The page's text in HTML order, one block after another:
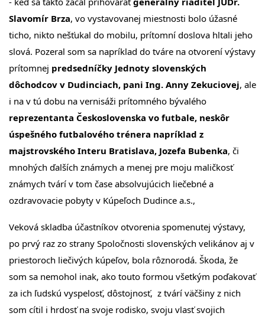
Slavomír Brza, vo vystavovanej miestnosti bolo úžasné
ticho, nikto nešťukal do mobilu, prítomní doslova hltali jeho
slová. Pozeral som sa napríklad do tváre na otvorení výstavy
prítomnej predsedníčky Jednoty slovenských
dôchodcov v Dudinciach, pani Ing. Anny Zekuciovej, ale
i na v tú dobu na vernisáži prítomného bývalého
reprezentanta Československa vo futbale, neskôr
úspešného futbalového trénera napríklad z
majstrovského Interu Bratislava, Jozefa Bubenka, či
mnohých ďalších známych a menej pre moju maličkosť
známych tvárí v tom čase absolvujúcich liečebné a
ozdravovacie pobyty v Kúpeľoch Dudince a.s.,
Veková skladba účastníkov otvorenia spomenutej výstavy,
po prvý raz zo strany Spoločnosti slovenských velikánov aj v
priestoroch liečivých kúpeľov, bola rôznorodá. Škoda, že
som sa nemohol inak, ako touto formou všetkým poďakovať
za ich ľudskú vyspelosť, dôstojnosť, z tvárí väčšiny z nich
som cítil i hrdosť na svoje rodisko, svoju vlasť svojich